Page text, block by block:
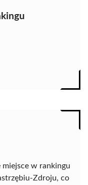
miejsce w rankingu
Zdroju, co